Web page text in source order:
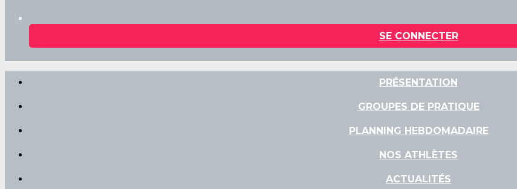
SE CONNECTER
PRÉSENTATION
GROUPES DE PRATIQUE
PLANNING HEBDOMADAIRE
NOS ATHLÈTES
ACTUALITÉS